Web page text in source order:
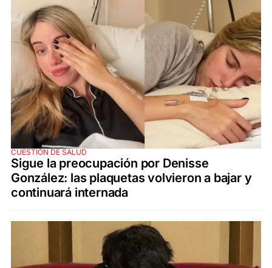
CUESTIÓN DE SALUD
Sigue la preocupación por Denisse
González: las plaquetas volvieron a bajar y
continuará internada